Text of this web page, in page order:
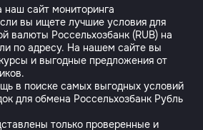
сайт мониторинга
вы ищете лучшие условия для
валюты Россельхозбанк (RUB) на
по адресу. На нашем сайте вы
и выгодные предложения от
в поиске самых выгодных условий
для обмена Россельхозбанк Рубль
только проверенные и